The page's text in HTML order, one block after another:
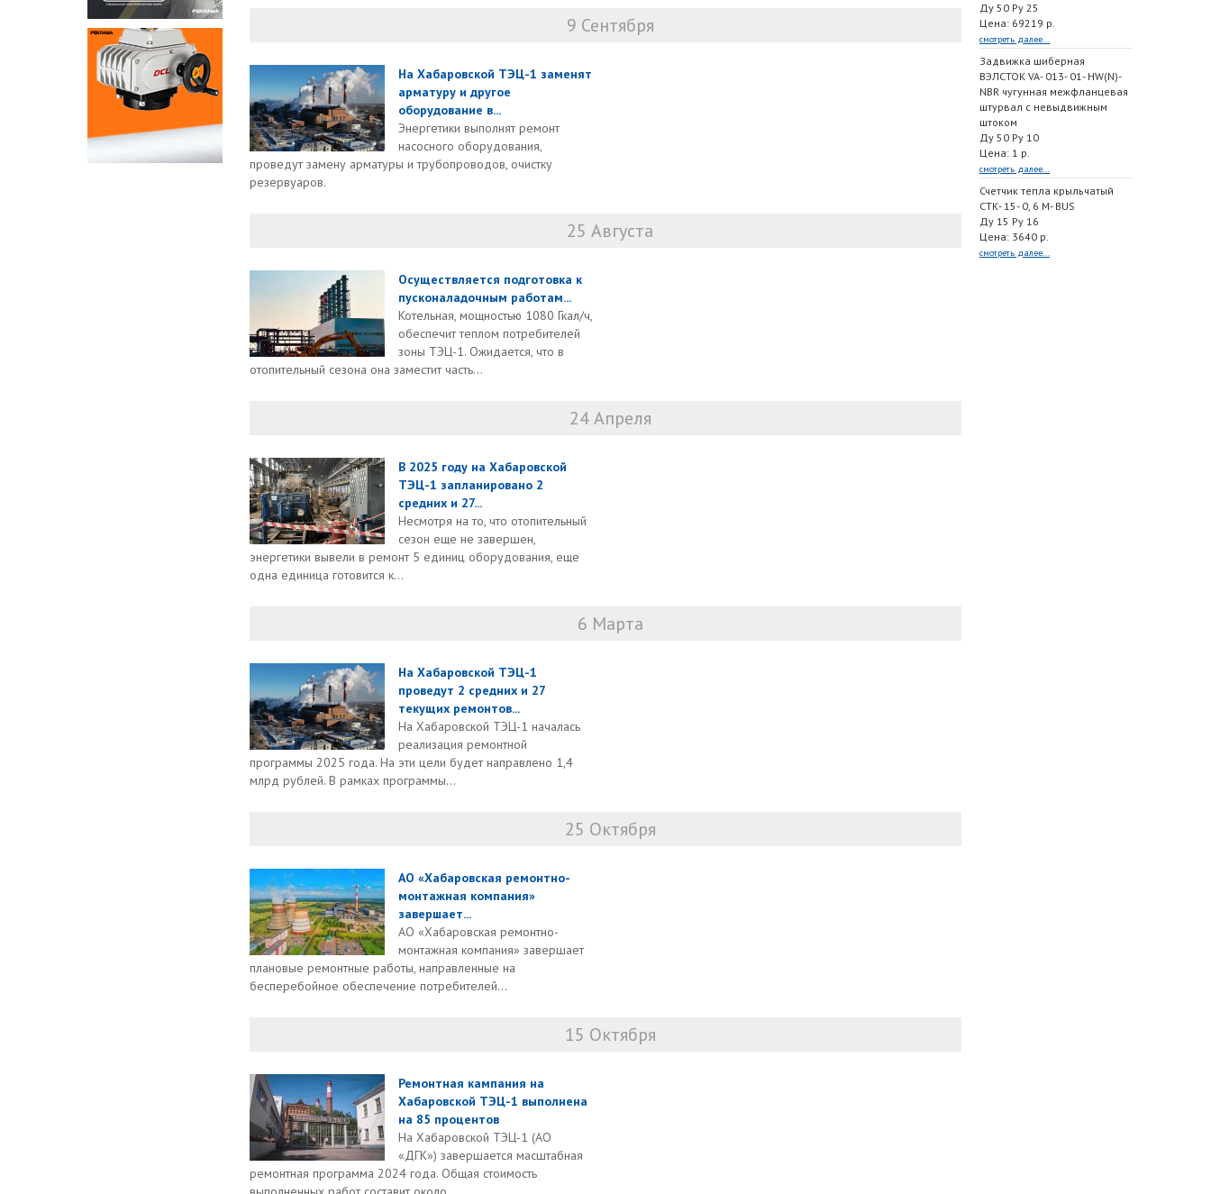
9 Сентября
На Хабаровской ТЭЦ-1 заменят
арматуру и другое
оборудование в...
Энергетики выполнят ремонт
насосного оборудования,
проведут замену арматуры и трубопроводов, очистку
резервуаров.
25 Августа
Осуществляется подготовка к
пусконаладочным работам...
Котельная, мощностью 1080 Гкал/ч,
обеспечит теплом потребителей
зоны ТЭЦ-1. Ожидается, что в
отопительный сезона она заместит часть...
24 Апреля
В 2025 году на Хабаровской
ТЭЦ-1 запланировано 2
средних и 27...
Несмотря на то, что отопительный
сезон еще не завершен,
энергетики вывели в ремонт 5 единиц оборудования, еще
одна единица готовится к...
6 Марта
На Хабаровской ТЭЦ-1
проведут 2 средних и 27
текущих ремонтов...
На Хабаровской ТЭЦ-1 началась
реализация ремонтной
программы 2025 года. На эти цели будет направлено 1,4
млрд рублей. В рамках программы...
25 Октября
АО «Хабаровская ремонтно-
монтажная компания»
завершает...
АО «Хабаровская ремонтно-
монтажная компания» завершает
плановые ремонтные работы, направленные на
бесперебойное обеспечение потребителей...
15 Октября
Ремонтная кампания на
Хабаровской ТЭЦ-1 выполнена
на 85 процентов
На Хабаровской ТЭЦ-1 (АО
«ДГК») завершается масштабная
ремонтная программа 2024 года. Общая стоимость
Ду 50 Ру 25
Цена: 69219 р.
смотреть далее...
Задвижка шиберная
ВЭЛСТОК VA- 013- 01- HW(N)-
NBR чугунная межфланцевая
штурвал с невыдвижным
штоком
Ду 50 Ру 10
Цена: 1 р.
смотреть далее...
Счетчик тепла крыльчатый
СТК- 15- 0, 6 M- BUS
Ду 15 Ру 16
Цена: 3640 р.
смотреть далее...